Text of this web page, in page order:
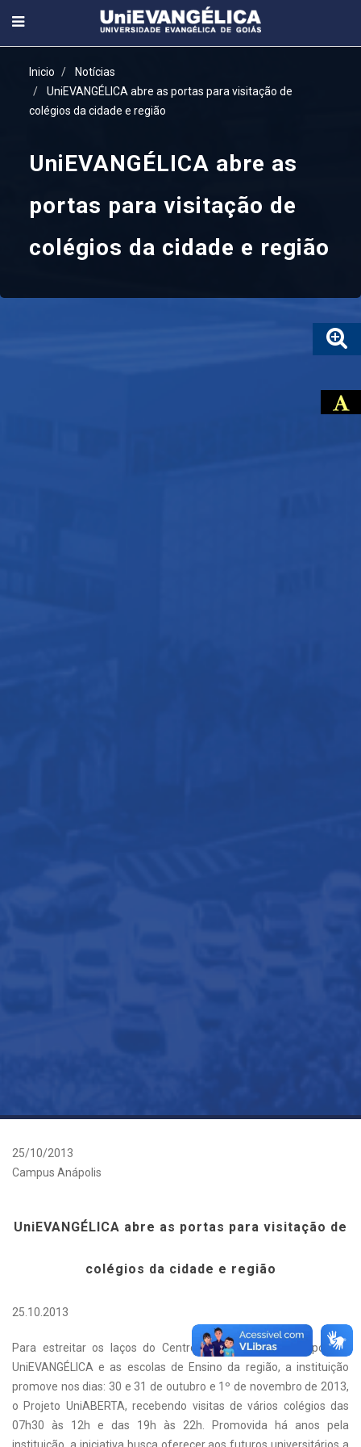
Inicio
Notícias
UniEVANGÉLICA abre as portas para visitação de
colégios da cidade e região
UniEVANGÉLICA abre as
portas para visitação de
colégios da cidade e região
25/10/2013
Campus Anápolis
UniEVANGÉLICA abre as portas para visitação de
colégios da cidade e região
25.10.2013
Para estreitar os laços do Centro Universitário de Anápolis –
UniEVANGÉLICA e as escolas de Ensino da região, a instituição
promove nos dias: 30 e 31 de outubro e 1º de novembro de 2013,
o Projeto UniABERTA, recebendo visitas de vários colégios das
07h30 às 12h e das 19h às 22h. Promovida há anos pela
instituição, a iniciativa busca oferecer aos futuros universitários a